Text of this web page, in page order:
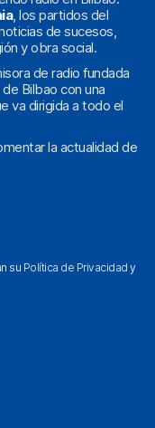
, los partidos del
de sucesos,
y obra social.
de radio fundada
Bilbao con una
va dirigida a todo el
la actualidad de
su Política de Privacidad y